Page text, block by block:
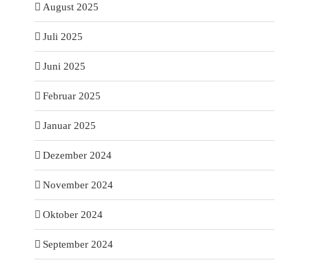
August 2025
Juli 2025
Juni 2025
Februar 2025
Januar 2025
Dezember 2024
November 2024
Oktober 2024
September 2024